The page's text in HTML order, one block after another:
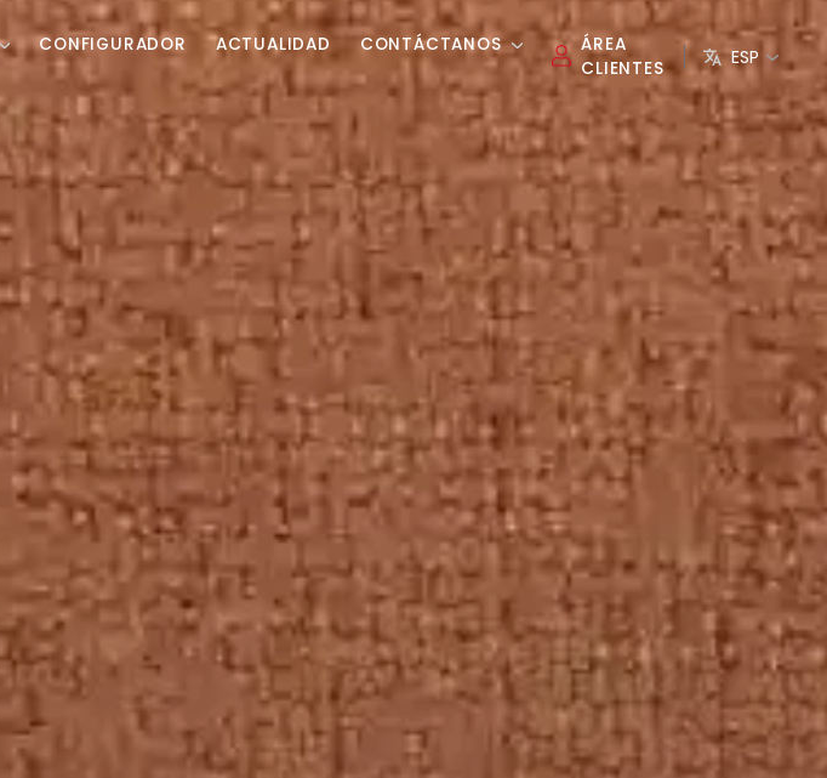
CONFIGURADOR ACTUALIDAD CONTÁCTANOS
ÁREA
CLIENTES
ESP